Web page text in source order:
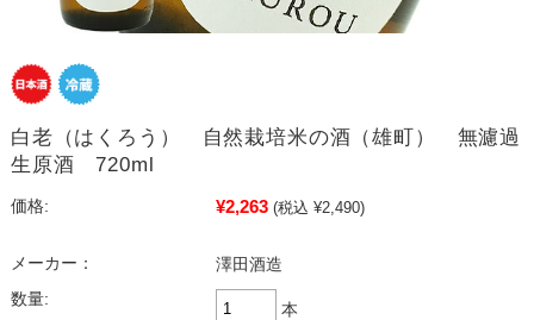
白老（はくろう） 自然栽培米の酒（雄町） 無濾過
生原酒 720ml
価格: ¥2,263 (税込 ¥2,490)
メーカー：
澤田酒造
数量:
本